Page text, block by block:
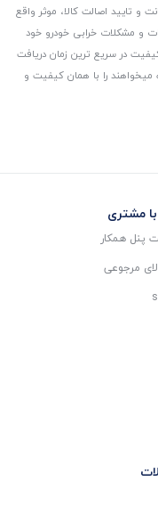
تایید اصالت کالا، موثر واقع
و مشکلات خرابی خودرو خود
در سریع ترین زمان دریافت
را با همان کیفیت و
با مشتری
پنل همکار
مرجوعی